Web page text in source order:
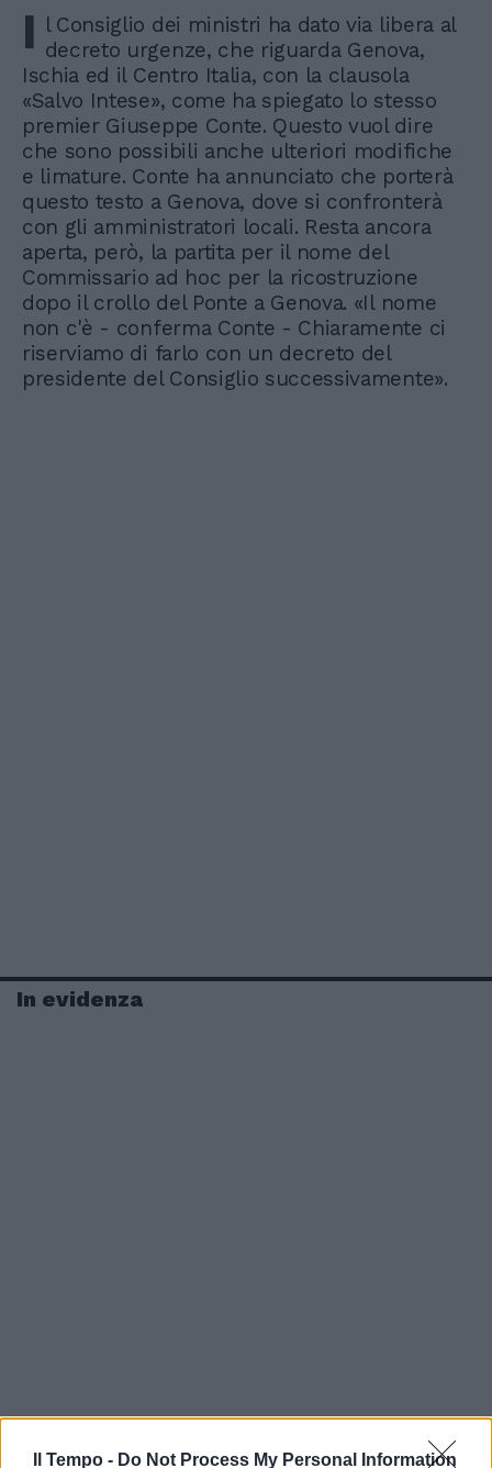
Il Tempo - Do Not Process My Personal Information
I l Consiglio dei ministri ha dato via libera al
decreto urgenze, che riguarda Genova,
Ischia ed il Centro Italia, con la clausola
«Salvo Intese», come ha spiegato lo stesso
premier Giuseppe Conte. Questo vuol dire
che sono possibili anche ulteriori modifiche
e limature. Conte ha annunciato che porterà
questo testo a Genova, dove si confronterà
con gli amministratori locali. Resta ancora
aperta, però, la partita per il nome del
Commissario ad hoc per la ricostruzione
dopo il crollo del Ponte a Genova. «Il nome
non c'è - conferma Conte - Chiaramente ci
riserviamo di farlo con un decreto del
presidente del Consiglio successivamente».
In evidenza